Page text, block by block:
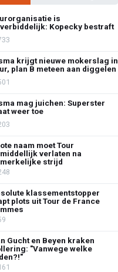
is
Kopecky bestraft
krijgt nieuwe mokerslag in
plan B meteen aan diggelen
mag juichen: Superster
weer toe
naam moet Tour
verlaten na
strijd
klassementstopper
plots uit Tour de France
Gucht en Beyen kraken
"Vanwege welke